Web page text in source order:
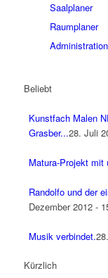
Saalplaner
Raumplaner
Administration
Beliebt
Kunstfach Malen
Grasber...28. Juli
Matura-Projekt mit
Randolfo und der
Dezember 2012 -
Musik verbindet.
Kürzlich